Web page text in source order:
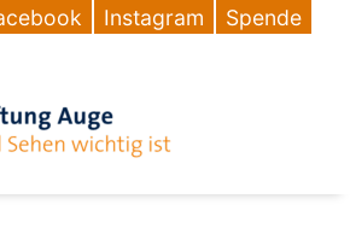
Instagram Spende